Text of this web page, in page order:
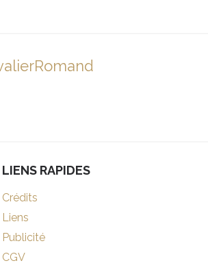
LIENS RAPIDES
Crédits
Liens
Publicité
CGV